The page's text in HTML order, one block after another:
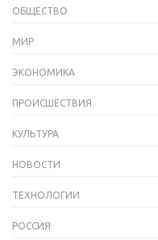
ОБЩЕСТВО
МИР
ЭКОНОМИКА
ПРОИСШЕСТВИЯ
КУЛЬТУРА
НОВОСТИ
ТЕХНОЛОГИИ
РОССИЯ